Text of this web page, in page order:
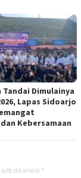
Tandai Dimulainya
Lapas Sidoarjo
Kebersamaan
ditandai *